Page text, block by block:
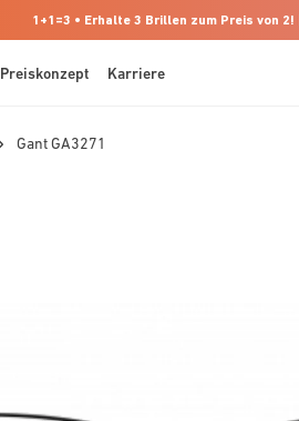
1+1=3 • Erhalte 3 Brillen zum Preis von 2! |
Preiskonzept Karriere
Gant GA3271